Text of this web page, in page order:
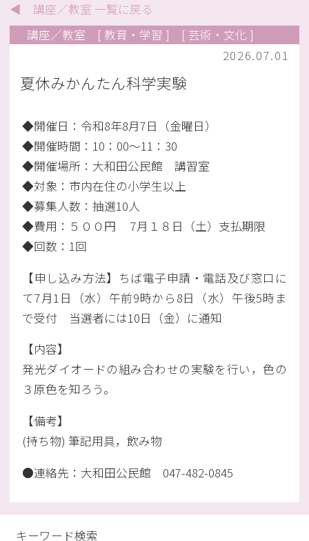
◀ 講座／教室 一覧に戻る
講座／教室
[ 教育・学習 ]
[ 芸術・文化 ]
2026.07.01
夏休みかんたん科学実験
◆開催日：令和8年8月7日（金曜日）
◆開催時間：10：00～11：30
◆開催場所：大和田公民館 講習室
◆対象：市内在住の小学生以上
◆募集人数：抽選10人
◆費用：５００円 7月１８日（土）支払期限
◆回数：1回
【申し込み方法】ちば電子申請・電話及び窓口に
て7月1日（水）午前9時から8日（水）午後5時ま
で受付 当選者には10日（金）に通知
【内容】
発光ダイオードの組み合わせの実験を行い，色の
３原色を知ろう。
【備考】
(持ち物) 筆記用具，飲み物
●連絡先：大和田公民館 047-482-0845
キーワード検索